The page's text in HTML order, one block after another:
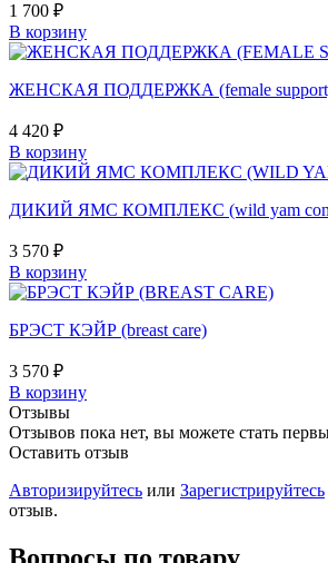
1 700 ₽
В корзину
ЖЕНСКАЯ ПОДДЕРЖКА (female
4 420 ₽
В корзину
ДИКИЙ ЯМС КОМПЛЕКС (wild yam
3 570 ₽
В корзину
БРЭСТ КЭЙР (breast care)
3 570 ₽
В корзину
Отзывы
Отзывов пока нет, вы можете стать
Оставить отзыв
Авторизируйтесь или Зарегистрируйтесь
отзыв.